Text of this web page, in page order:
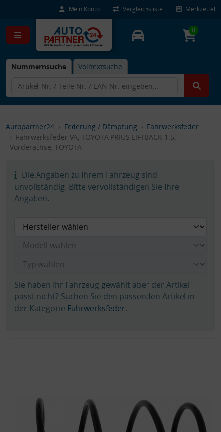
Mein Konto Vergleichsliste Merkzettel
Nummernsuche Volltextsuche
0
Autopartner24 Federung / Dämpfung
Fahrwerksfeder
Fahrwerksfeder VA, TOYOTA PRIUS LIFTBACK 1.5,
Vorderachse, TOYOTA
Die Angaben zu Ihrem Fahrzeug sind
unvollständig. Bitte vervollständigen Sie Ihre
Angaben.
Sie haben Ihr Fahrzeug gewählt aber der Artikel
passt nicht? Suchen Sie den passenden Artikel in
der Kategorie Fahrwerksfeder.